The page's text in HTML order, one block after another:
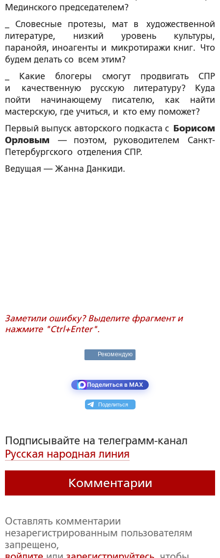
Мединского председателем?
_ Словесные протезы, мат в художественной
литературе, низкий уровень культуры,
паранойя, иноагенты и микротиражи книг. Что
будем делать со всем этим?
_ Какие блогеры смогут продвигать СПР
и качественную русскую литературу? Куда
пойти начинающему писателю, как найти
мастерскую, где учиться, и кто ему поможет?
Первый выпуск авторского подкаста с
Борисом
Орловым — поэтом, руководителем Санкт-
Петербургского отделения СПР.
Ведущая — Жанна Данкиди.
Заметили ошибку? Выделите фрагмент и
нажмите "Ctrl+Enter".
Рекомендую
Поделиться в MAX
Поделиться
Подписывайте на телеграмм-канал
Русская народная линия
Комментарии
Оставлять комментарии
незарегистрированным пользователям
запрещено,